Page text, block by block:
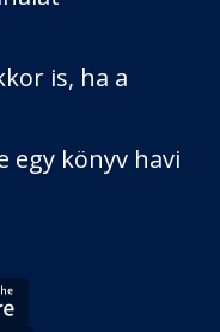
is, ha a
egy könyv havi